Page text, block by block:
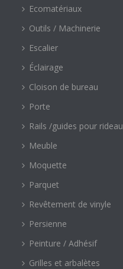
Ecomatériaux
Outils / Machinerie
Escalier
Éclairage
Cloison de bureau
Porte
Rails /guides pour rideau
Meuble
Moquette
Parquet
Revêtement de vinyle
Persienne
Peinture / Adhésif
Grilles et arbalètes